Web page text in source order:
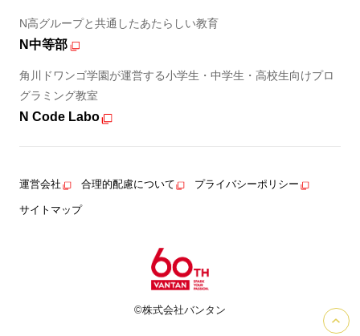
N高グループと共通したあたらしい教育
N中等部
角川ドワンゴ学園が運営する小学生・中学生・高校生向けプロ
グラミング教室
N Code Labo
運営会社 合理的配慮について プライバシーポリシー
サイトマップ
©株式会社バンタン